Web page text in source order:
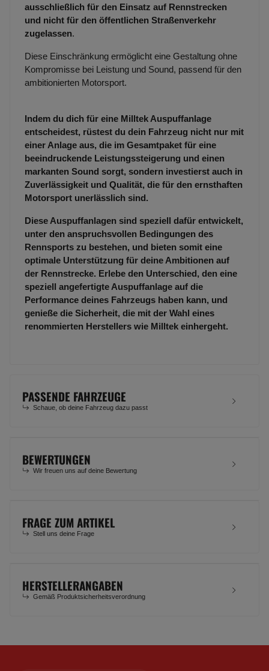
ausschließlich für den Einsatz auf Rennstrecken
und nicht für den öffentlichen Straßenverkehr
zugelassen.
Diese Einschränkung ermöglicht eine Gestaltung ohne
Kompromisse bei Leistung und Sound, passend für den
ambitionierten Motorsport.
Indem du dich für eine Milltek Auspuffanlage
entscheidest, rüstest du dein Fahrzeug nicht nur mit
einer Anlage aus, die im Gesamtpaket für eine
beeindruckende Leistungssteigerung und einen
markanten Sound sorgt, sondern investierst auch in
Zuverlässigkeit und Qualität, die für den ernsthaften
Motorsport unerlässlich sind.
Diese Auspuffanlagen sind speziell dafür entwickelt,
unter den anspruchsvollen Bedingungen des
Rennsports zu bestehen, und bieten somit eine
optimale Unterstützung für deine Ambitionen auf
der Rennstrecke. Erlebe den Unterschied, den eine
speziell angefertigte Auspuffanlage auf die
Performance deines Fahrzeugs haben kann, und
genieße die Sicherheit, die mit der Wahl eines
renommierten Herstellers wie Milltek einhergeht.
PASSENDE FAHRZEUGE
Schaue, ob deine Fahrzeug dazu passt
BEWERTUNGEN
Wir freuen uns auf deine Bewertung
FRAGE ZUM ARTIKEL
Stell uns deine Frage
HERSTELLERANGABEN
Gemäß Produktsicherheitsverordnung